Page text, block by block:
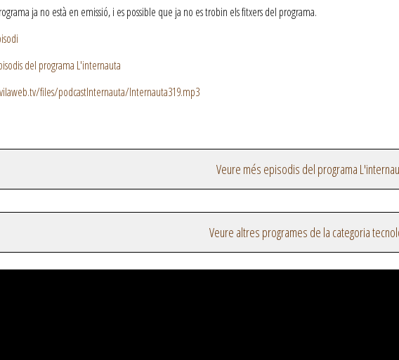
ja no està en emissió, i es possible que ja no es trobin els fitxers del programa.
del programa L'internauta
files/podcastInternauta/Internauta319.mp3
Veure més episodis del programa
Veure altres programes de la categoria